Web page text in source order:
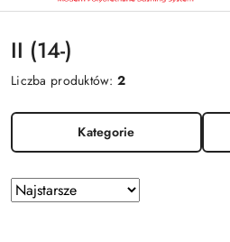
II (14-)
Liczba produktów:2
Kategorie
Zastosowano
sortowanie:
Sortuj
według